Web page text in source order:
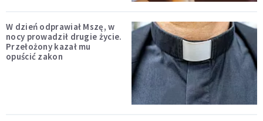
W dzień odprawiał Mszę, w
nocy prowadził drugie życie.
Przełożony kazał mu
opuścić zakon